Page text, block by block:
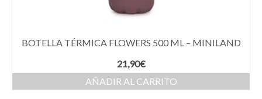
BOTELLA TÉRMICA FLOWERS 500 ML – MINILAND
21,90€
AÑADIR AL CARRITO